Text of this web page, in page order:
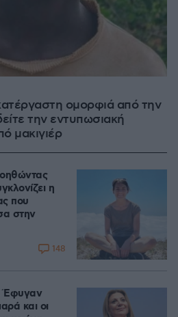
ομορφιά από την
την εντυπωσιακή
μακιγιέρ
η
που
στην
148
Έφυγαν
και οι